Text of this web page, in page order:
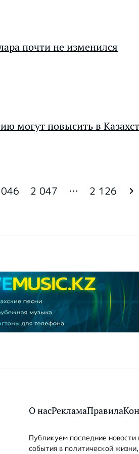
почти не изменился
могут повысить в
2 047 … 2 126
О насРекламаПравила
Публикуем последние
события в политической